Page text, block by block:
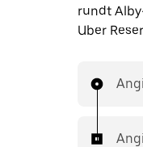
rundt
Uber